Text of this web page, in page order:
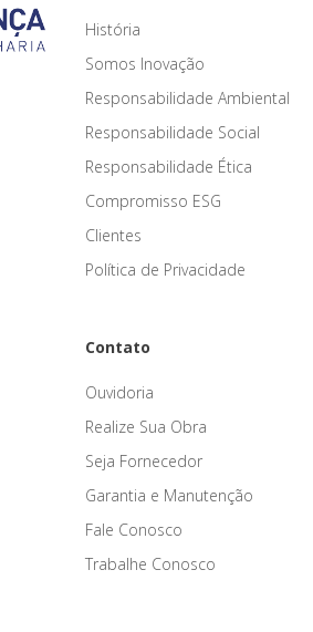
História
Somos Inovação
Responsabilidade Ambiental
Responsabilidade Social
Responsabilidade Ética
Compromisso ESG
Clientes
Política de Privacidade
Contato
Ouvidoria
Realize Sua Obra
Seja Fornecedor
Garantia e Manutenção
Fale Conosco
Trabalhe Conosco